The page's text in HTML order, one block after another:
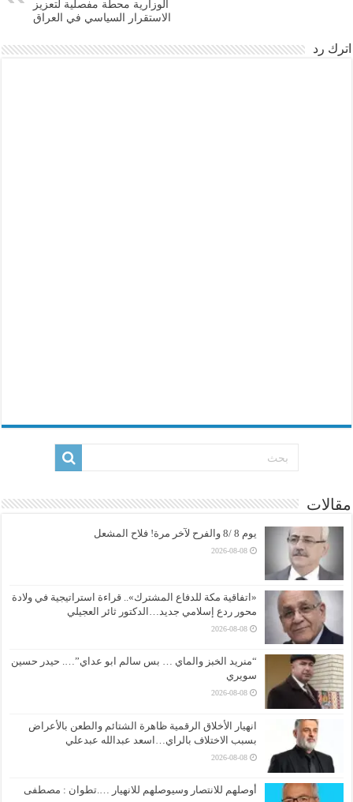
الوزارية محطة مفصلية لتعزيز
الاستقرار السياسي في العراق
اترك رد
مقالات
يوم 8 /8 والفرح لآخر مرة! فلاح المشعل
2026-08-08
«اتفاقية مكة للدفاع المشترك».. قراءة استراتيجية في ولادة
محور ردع إسلامي جديد…الدكتور ثائر العجيلي
2026-08-08
“منريد الخبز والماي … بس سالم ابو عداي”…. حيدر حسين
سويري
2026-08-08
انهيار الأخلاق الرقمية ظاهرة الشتائم والطعن بالأعراض
بسبب الاختلاف بالراي…اسعد عبدالله عبدعلي
2026-08-08
أوصلهم للانتصار وسيوصلهم للانهيار ….تطوان : مصطفى